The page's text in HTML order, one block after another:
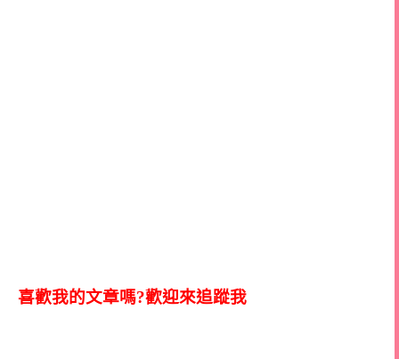
喜歡我的文章嗎?歡迎來追蹤我